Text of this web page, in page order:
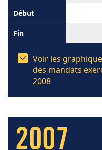
Voir les
des mandats
2008
2007